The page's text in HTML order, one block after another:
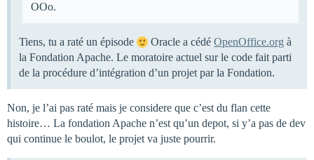
OOo.
Tiens, tu a raté un épisode Oracle a cédé OpenOffice.org à
la Fondation Apache. Le moratoire actuel sur le code fait parti
de la procédure d’intégration d’un projet par la Fondation.
Non, je l’ai pas raté mais je considere que c’est du flan cette
histoire… La fondation Apache n’est qu’un depot, si y’a pas de dev
qui continue le boulot, le projet va juste pourrir.